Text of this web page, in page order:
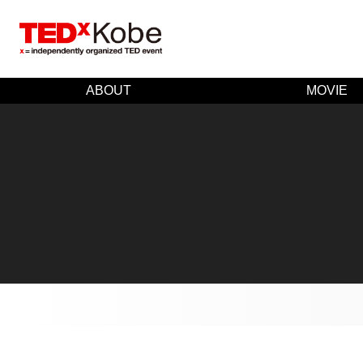
ABOUT MOVIE